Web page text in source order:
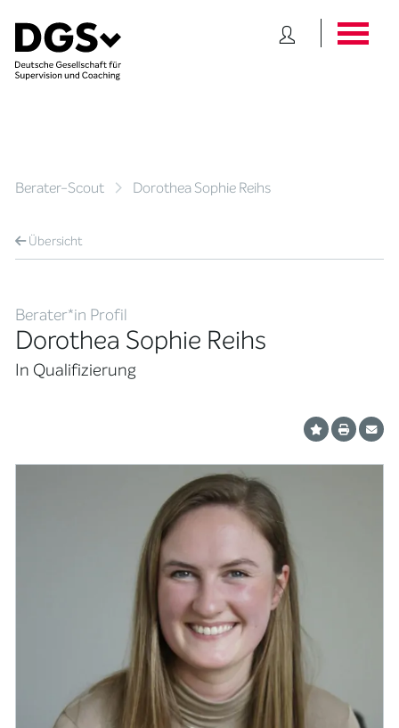
Berater-Scout Dorothea Sophie Reihs
Übersicht
Berater*in Profil
Dorothea Sophie Reihs
In Qualifizierung